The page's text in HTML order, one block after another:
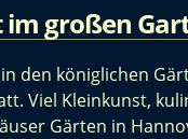
im großen
den königlichen
Viel Kleinkunst,
Gärten in